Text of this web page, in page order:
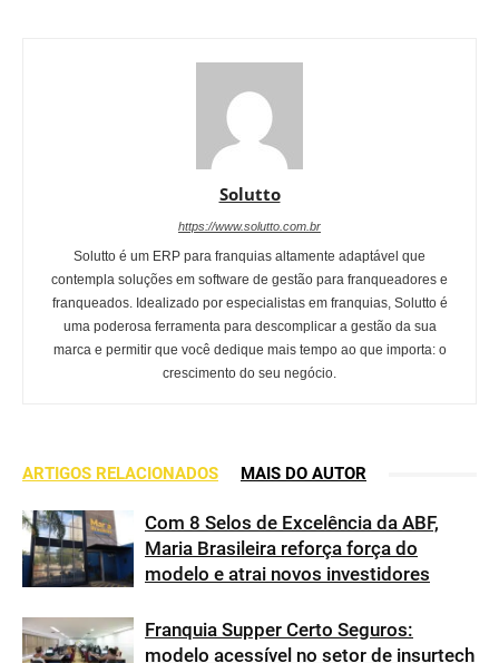
Solutto
https://www.solutto.com.br
Solutto é um ERP para franquias altamente adaptável que
contempla soluções em software de gestão para franqueadores e
franqueados. Idealizado por especialistas em franquias, Solutto é
uma poderosa ferramenta para descomplicar a gestão da sua
marca e permitir que você dedique mais tempo ao que importa: o
crescimento do seu negócio.
ARTIGOS RELACIONADOS MAIS DO AUTOR
Com 8 Selos de Excelência da ABF,
Maria Brasileira reforça força do
modelo e atrai novos investidores
Franquia Supper Certo Seguros:
modelo acessível no setor de insurtech